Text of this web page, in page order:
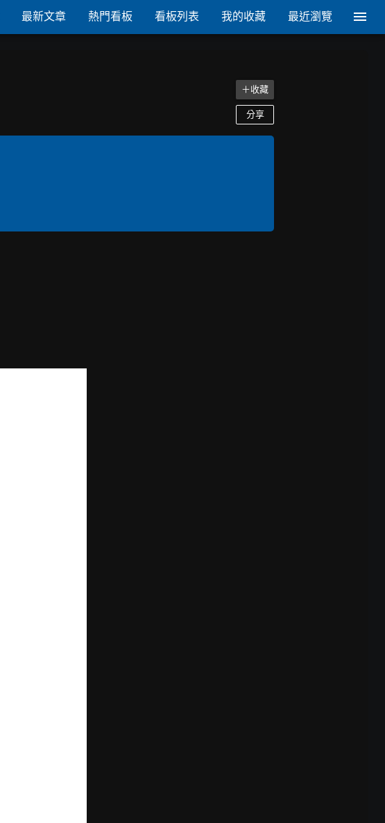
最新文章 熱門看板 看板列表 我的收藏 最近瀏覽
＋收藏
分享